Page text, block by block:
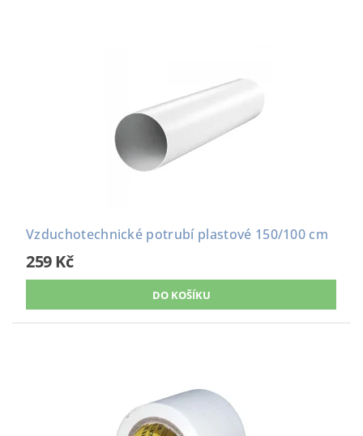
Vzduchotechnické potrubí plastové 150/100 cm
259 Kč